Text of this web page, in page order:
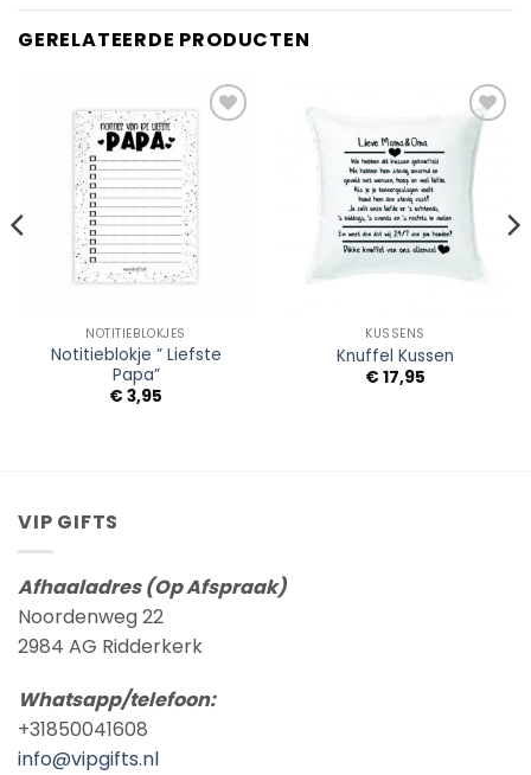
GERELATEERDE PRODUCTEN
Add to
Wishlist
NOTITIEBLOKJES
Notitieblokje ” Liefste
Papa”
€3,95
Add to
Wishlist
KUSSENS
Knuffel Kussen
€17,95
VIP GIFTS
Afhaaladres (Op Afspraak)
Noordenweg 22
2984 AG Ridderkerk
Whatsapp/telefoon:
+31850041608
info@vipgifts.nl